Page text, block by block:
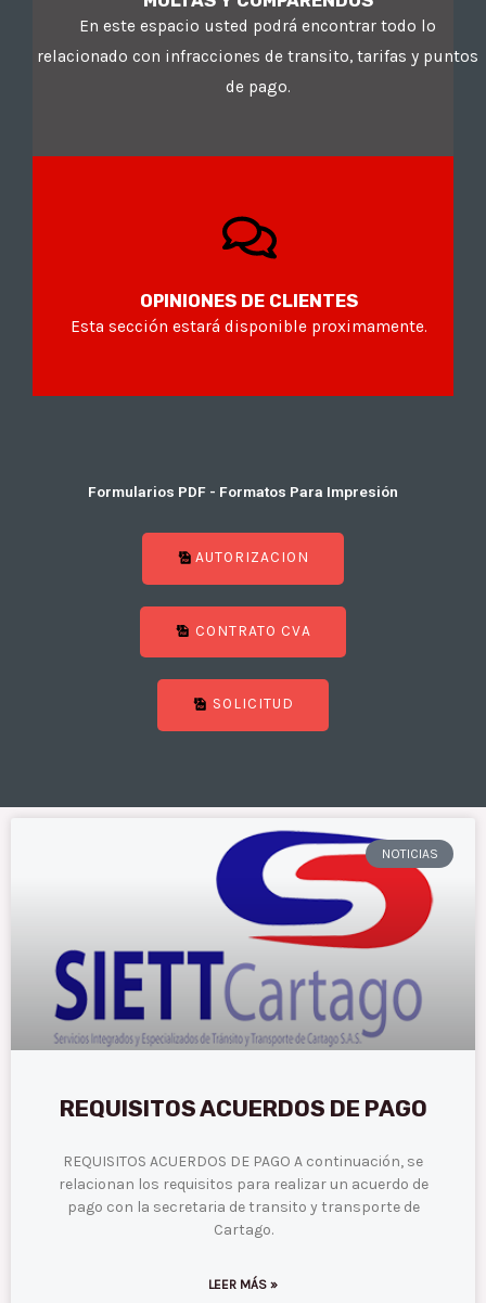
En este espacio usted podrá encontrar todo lo
relacionado con infracciones de transito, tarifas y puntos
de pago.
OPINIONES DE CLIENTES
Esta sección estará disponible proximamente.
Formularios PDF - Formatos Para Impresión
AUTORIZACION
CONTRATO CVA
SOLICITUD
NOTICIAS
REQUISITOS ACUERDOS DE PAGO
REQUISITOS ACUERDOS DE PAGO A continuación, se
relacionan los requisitos para realizar un acuerdo de
pago con la secretaria de transito y transporte de
Cartago.
LEER MÁS »
a
g
e
P
a
g
e
P
g
e